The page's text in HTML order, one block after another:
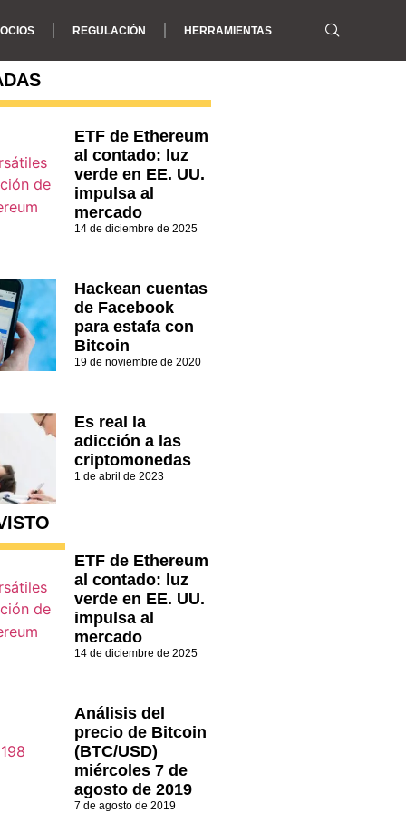
REGULACIÓN HERRAMIENTAS
ETF de Ethereum
al contado: luz
verde en EE. UU.
impulsa al
mercado
14 de diciembre de 2025
Hackean cuentas
de Facebook
para estafa con
Bitcoin
19 de noviembre de 2020
Es real la
adicción a las
criptomonedas
1 de abril de 2023
ETF de Ethereum
al contado: luz
verde en EE. UU.
impulsa al
mercado
14 de diciembre de 2025
Análisis del
precio de Bitcoin
(BTC/USD)
miércoles 7 de
agosto de 2019
7 de agosto de 2019